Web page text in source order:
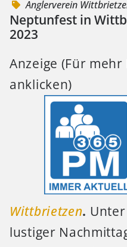
Anglerverein
Neptunfest in
2023
Anzeige (Für
anklicken)
Wittbrietzen.
lustiger